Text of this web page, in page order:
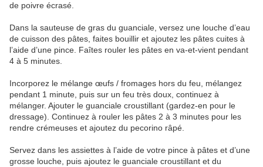
de poivre écrasé.
Dans la sauteuse de gras du guanciale, versez une louche d’eau
de cuisson des pâtes, faites bouillir et ajoutez les pâtes cuites à
l’aide d’une pince. Faîtes rouler les pâtes en va-et-vient pendant
4 à 5 minutes.
Incorporez le mélange œufs / fromages hors du feu, mélangez
pendant 1 minute, puis sur un feu très doux, continuez à
mélanger. Ajouter le guanciale croustillant (gardez-en pour le
dressage). Continuez à rouler les pâtes 2 à 3 minutes pour les
rendre crémeuses et ajoutez du pecorino râpé.
Servez dans les assiettes à l’aide de votre pince à pâtes et d’une
grosse louche, puis ajoutez le guanciale croustillant et du